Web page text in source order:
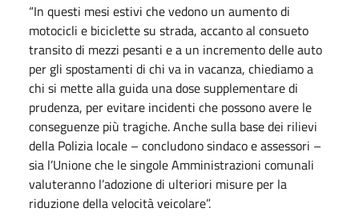
“In questi mesi estivi che vedono un aumento di
motocicli e biciclette su strada, accanto al consueto
transito di mezzi pesanti e a un incremento delle auto
per gli spostamenti di chi va in vacanza, chiediamo a
chi si mette alla guida una dose supplementare di
prudenza, per evitare incidenti che possono avere le
conseguenze più tragiche. Anche sulla base dei rilievi
della Polizia locale – concludono sindaco e assessori –
sia l’Unione che le singole Amministrazioni comunali
valuteranno l’adozione di ulteriori misure per la
riduzione della velocità veicolare”.